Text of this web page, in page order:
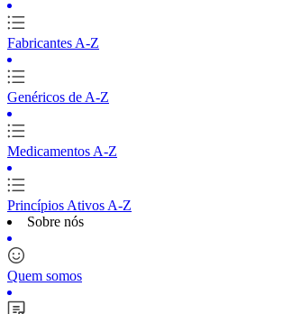
Fabricantes A-Z
Genéricos de A-Z
Medicamentos A-Z
Princípios Ativos A-Z
Sobre nós
Quem somos